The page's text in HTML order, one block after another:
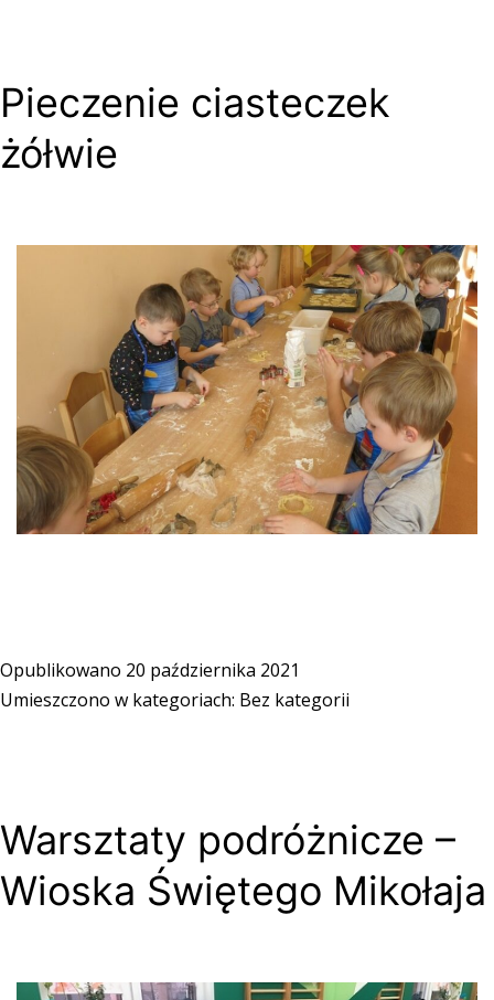
Pieczenie ciasteczek
żółwie
Opublikowano 20 października 2021
Umieszczono w kategoriach: Bez kategorii
Warsztaty podróżnicze –
Wioska Świętego Mikołaja